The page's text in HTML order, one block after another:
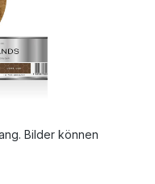
Bilder können